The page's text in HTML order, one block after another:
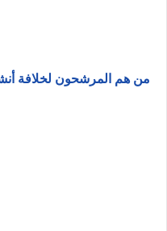
من هم المرشحون لخلافة